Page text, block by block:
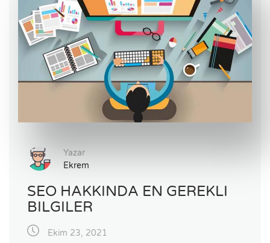
Yazar
Ekrem
SEO HAKKINDA EN GEREKLI
BILGILER
Ekim 23, 2021